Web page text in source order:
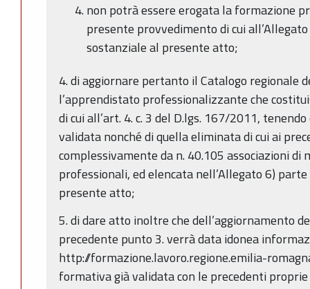
non potrà essere erogata la formazione
presente provvedimento di cui
sostanziale al presente atto;
4. di aggiornare pertanto il Catalogo
l’apprendistato professionalizzante che
di cui all’art. 4. c. 3 del D.lgs. 167/2011,
validata nonché di quella eliminata di cui ai
complessivamente da n. 40.105 associazioni
professionali, ed elencata nell’Allegato 6)
presente atto;
5. di dare atto inoltre che dell’aggiornamento
precedente punto 3. verrà data idonea
http://formazione.lavoro.regione.emilia-
formativa già validata con le precedenti